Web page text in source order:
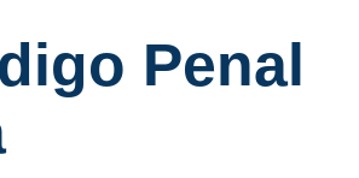
Penal